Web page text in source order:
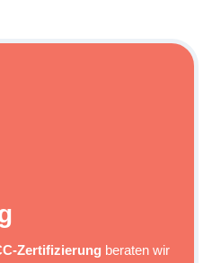
Zertifizierung beraten wir